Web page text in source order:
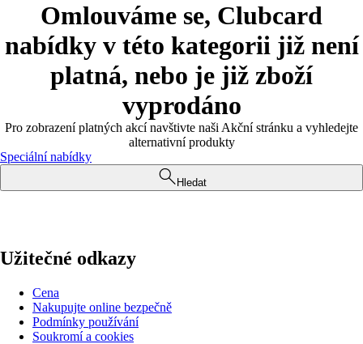
Omlouváme se, Clubcard
nabídky v této kategorii již není
platná, nebo je již zboží
vyprodáno
Pro zobrazení platných akcí navštivte naši Akční stránku a vyhledejte
alternativní produkty
Speciální nabídky
Hledat
Užitečné odkazy
Cena
Nakupujte online bezpečně
Podmínky používání
Soukromí a cookies